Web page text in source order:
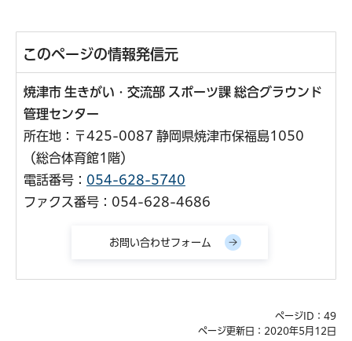
このページの情報発信元
焼津市 生きがい・交流部 スポーツ課 総合グラウンド
管理センター
所在地：〒425-0087 静岡県焼津市保福島1050
（総合体育館1階）
電話番号： 054-628-5740
ファクス番号：054-628-4686
ページID：49
ページ更新日：2020年5月12日